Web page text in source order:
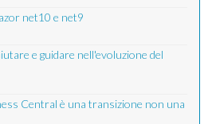
net10 e net9
e guidare nell'evoluzione del
Central è una transizione non una